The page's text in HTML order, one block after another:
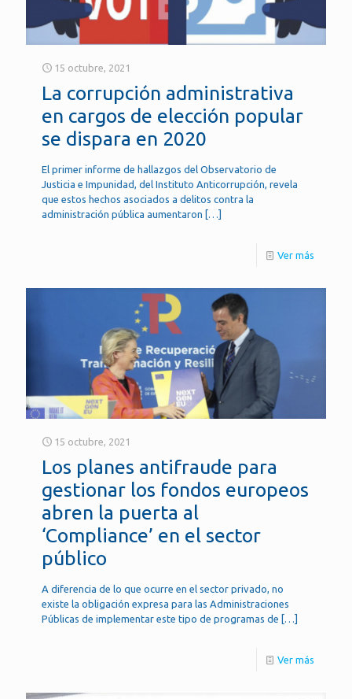
15 octubre, 2021
La corrupción administrativa
en cargos de elección popular
se dispara en 2020
El primer informe de hallazgos del Observatorio de
Justicia e Impunidad, del Instituto Anticorrupción, revela
que estos hechos asociados a delitos contra la
administración pública aumentaron […]
Ver más
15 octubre, 2021
Los planes antifraude para
gestionar los fondos europeos
abren la puerta al
‘Compliance’ en el sector
público
A diferencia de lo que ocurre en el sector privado, no
existe la obligación expresa para las Administraciones
Públicas de implementar este tipo de programas de […]
Ver más